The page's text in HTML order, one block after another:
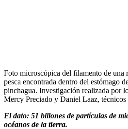
Foto microscópica del filamento de una
pesca encontrada dentro del estómago
pinchagua. Investigación realizada por
Mercy Preciado y Daniel Laaz, técnicos
El dato: 51 billones de partículas de
océanos de la tierra.